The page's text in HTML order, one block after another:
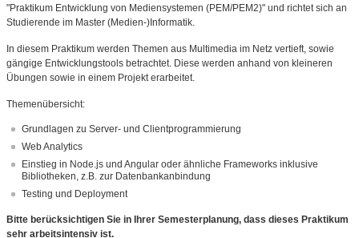
"Praktikum Entwicklung von Mediensystemen (PEM/PEM2)" und richtet sich an
Studierende im Master (Medien-)Informatik.
In diesem Praktikum werden Themen aus Multimedia im Netz vertieft, sowie
gängige Entwicklungstools betrachtet. Diese werden anhand von kleineren
Übungen sowie in einem Projekt erarbeitet.
Themenübersicht:
Grundlagen zu Server- und Clientprogrammierung
Web Analytics
Einstieg in Node.js und Angular oder ähnliche Frameworks inklusive
Bibliotheken, z.B. zur Datenbankanbindung
Testing und Deployment
Bitte berücksichtigen Sie in Ihrer Semesterplanung, dass dieses Praktikum
sehr arbeitsintensiv ist.